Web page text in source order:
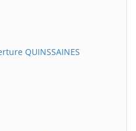
QUINSSAINES